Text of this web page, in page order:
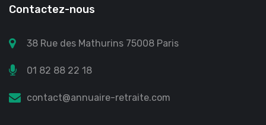
Contactez-nous
38 Rue des Mathurins 75008 Paris
01 82 88 22 18
contact@annuaire-retraite.com